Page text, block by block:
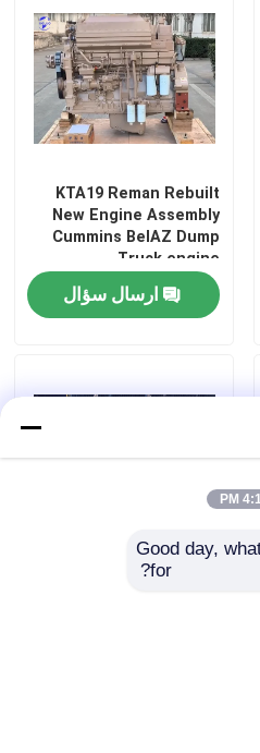
KTA19 Reman Rebuilt
New Engine Assembly
Cummins BelAZ Dump
Truck engine
ارسال سؤال
4:11
Good day,
for?